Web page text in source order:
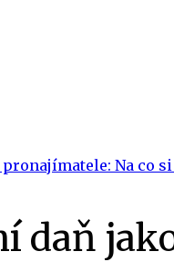
daň